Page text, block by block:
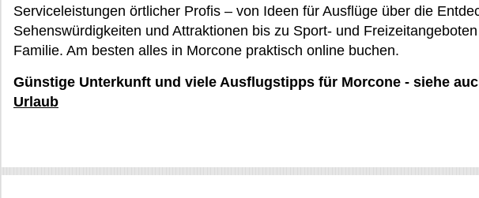
Serviceleistungen örtlicher Profis – von Ideen für Ausflüge über die
Sehenswürdigkeiten und Attraktionen bis zu Sport- und
Familie. Am besten alles in Morcone praktisch online buchen.
Günstige Unterkunft und viele Ausflugstipps für Morcone - siehe
Urlaub